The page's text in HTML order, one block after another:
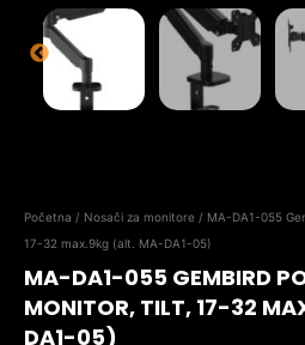
Početna / Nosači za monitore / MA-DA1-055
17-32 max.9kg (alt. MA-DA1-05)
MA-DA1-055 GEMBIRD
MONITOR, TILT, 17-32
DA1-05)